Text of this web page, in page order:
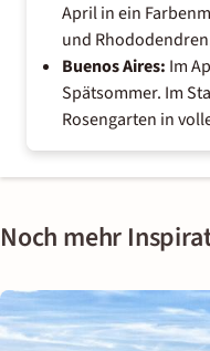
April in ein
und
Buenos Aires: Im
Spätsommer. Im
Rosengarten in
Noch mehr